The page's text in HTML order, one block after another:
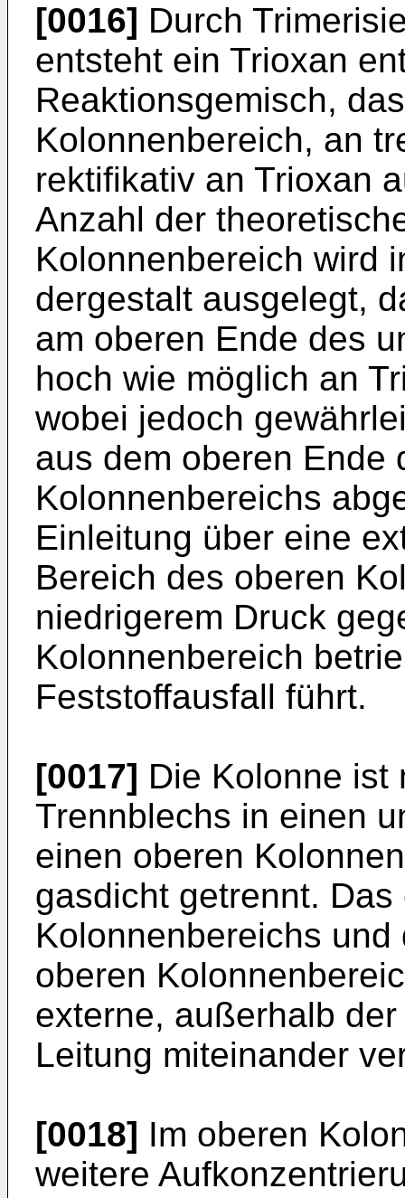
[0016] Durch
entsteht ein Trioxan
Reaktionsgemisch,
Kolonnenbereich, an
rektifikativ an Trioxan
Anzahl der
Kolonnenbereich wird
dergestalt ausgelegt,
am oberen Ende des
hoch wie möglich an
wobei jedoch
aus dem oberen Ende
Kolonnenbereichs
Einleitung über eine
Bereich des oberen
niedrigerem Druck
Kolonnenbereich
Feststoffausfall führt.
[0017] Die Kolonne ist
Trennblechs in einen
einen oberen
gasdicht getrennt.
Kolonnenbereichs
oberen
externe, außerhalb
Leitung miteinander
[0018] Im oberen
weitere